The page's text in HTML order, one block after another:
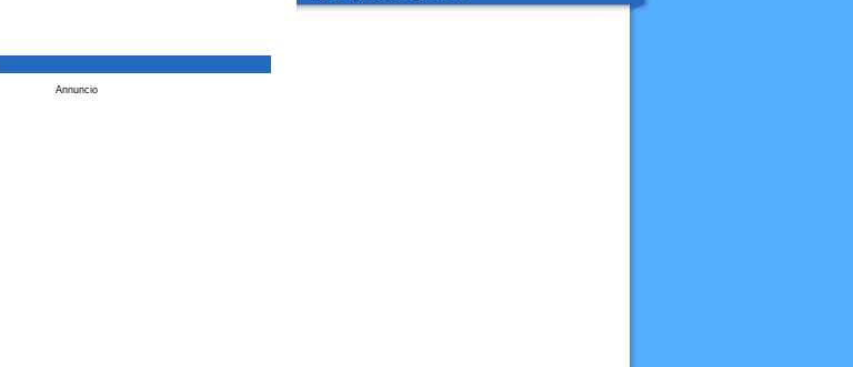
Annuncio